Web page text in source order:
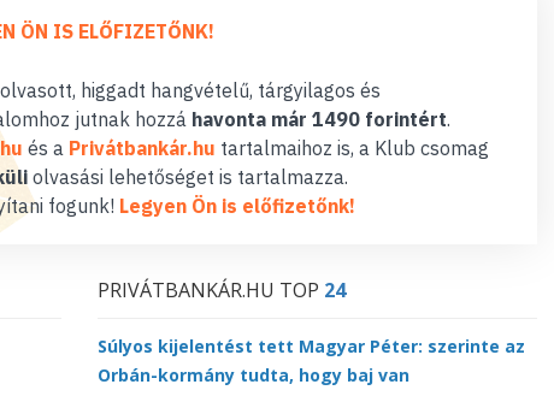
ÖN IS ELŐFIZETŐNK!
higgadt hangvételű, tárgyilagos és
jutnak hozzá havonta már 1490 forintért.
és a Privátbankár.hu tartalmaihoz is, a Klub csomag
olvasási lehetőséget is tartalmazza.
fogunk! Legyen Ön is előfizetőnk!
PRIVÁTBANKÁR.HU TOP 24
Súlyos kijelentést tett Magyar Péter: szerinte az
Orbán-kormány tudta, hogy baj van